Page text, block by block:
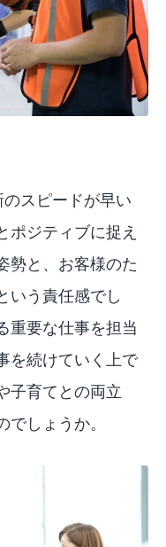
スピードが早い
ポジティブに捉え
勢と、お客様のた
いう責任感でし
重要な仕事を担当
を続けていく上で
子育てとの両立
しょうか。